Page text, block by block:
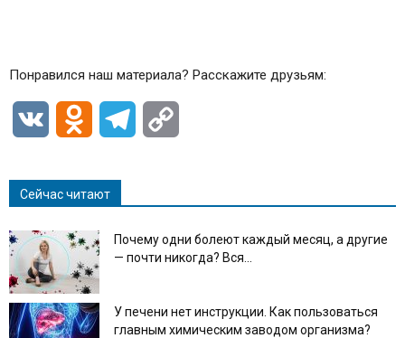
Понравился наш материала? Расскажите друзьям:
VK Odnoklassniki
Telegram
Сейчас читают
Почему одни болеют каждый месяц, а другие
— почти никогда? Вся...
У печени нет инструкции. Как пользоваться
главным химическим заводом организма?